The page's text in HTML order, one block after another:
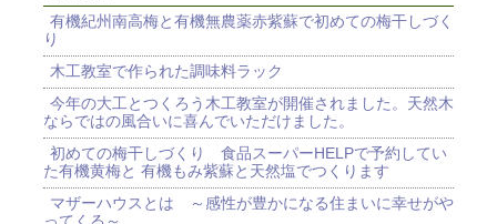
有機紀州南高梅と有機無農薬赤紫蘇で初めての梅干しづく
り
木工教室で作られた調味料ラック
今年の大工とつくろう木工教室が開催されました。天然木
ならではの風合いに喜んでいただけました。
初めての梅干しづくり 食品スーパーHELPで予約してい
た有機黄梅と 有機もみ紫蘇と天然塩でつくります
マザーハウスとは ～感性が豊かになる住まいに幸せがや